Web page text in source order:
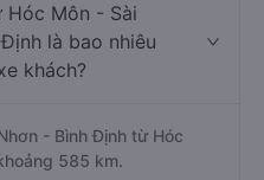
Hóc Môn - Sài
là bao nhiêu
khách?
- Bình Định từ Hóc
585 km.